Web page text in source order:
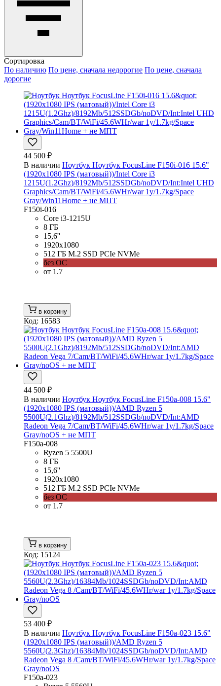
Сортировка
По наличию По цене, сначала недорогие По цене, сначала
дорогие
44 500 ₽
В наличии Ноутбук Ноутбук FocusLine F150i-016 15.6"
(1920x1080 IPS (матовый))/Intel Core i3
1215U(1.2Ghz)/8192Mb/512SSDGb/noDVD/Int:Intel UHD
Graphics/Cam/BT/WiFi/45.6WHr/war 1y/1.7kg/Space
Gray/Win11Home + не МПТ
F150i-016
Core i3-1215U
8 ГБ
15,6''
1920x1080
512 ГБ M.2 SSD PCIe NVMe
без ОС
от 1.7
в корзину
Код: 16583
44 500 ₽
В наличии Ноутбук Ноутбук FocusLine F150a-008 15.6"
(1920x1080 IPS (матовый))/AMD Ryzen 5
5500U(2.1Ghz)/8192Mb/512SSDGb/noDVD/Int:AMD
Radeon Vega 7/Cam/BT/WiFi/45.6WHr/war 1y/1.7kg/Space
Gray/noOS + не МПТ
F150a-008
Ryzen 5 5500U
8 ГБ
15,6''
1920x1080
512 ГБ M.2 SSD PCIe NVMe
без ОС
от 1.7
в корзину
Код: 15124
53 400 ₽
В наличии Ноутбук Ноутбук FocusLine F150a-023 15.6"
(1920x1080 IPS (матовый))/AMD Ryzen 5
5560U(2.3Ghz)/16384Mb/1024SSDGb/noDVD/Int:AMD
Radeon Vega 8 /Cam/BT/WiFi/45.6WHr/war 1y/1.7kg/Space
Gray/noOS
F150a-023